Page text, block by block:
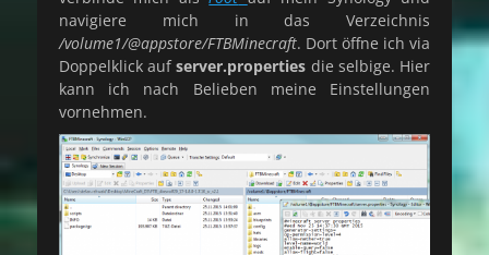
navigiere mich in das Verzeichnis
/volume1/@appstore/FTBMinecraft. Dort öffne ich via
Doppelklick aufserver.properties die selbige. Hier
kann ich nach Belieben meine Einstellungen
vornehmen.